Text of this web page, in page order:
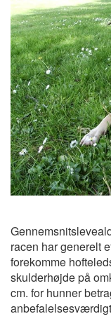
racen har generelt
forekomme
skulderhøjde på
cm. for hunner